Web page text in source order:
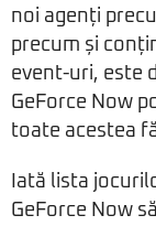
noi agenți
precum și
event-uri, este
GeForce Now
toate acestea
Iată lista
GeForce Now